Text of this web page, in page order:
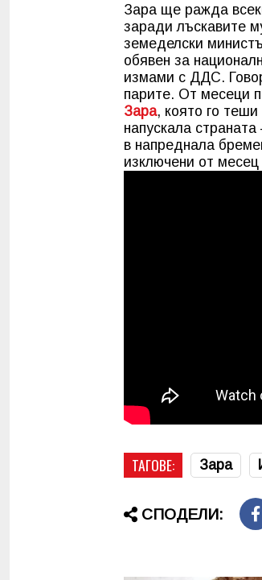
Зара ще ражда
заради лъскавите
земеделски
обявен за
измами с ДДС.
парите. От месеци
Зара, която го
напускала
в напреднала
изключени от
ТАГОВЕ: Зара
СПОДЕЛИ: